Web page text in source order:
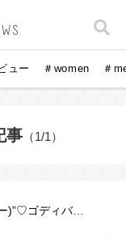
ュー ＃women ＃
事 （1/1）
)”♡ゴディバ…